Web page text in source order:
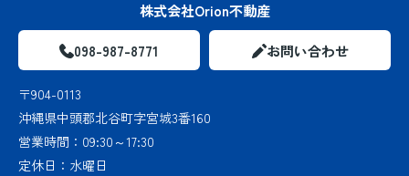
株式会社Orion不動産
098-987-8771 お問い合わせ
〒904-0113
沖縄県中頭郡北谷町字宮城3番160
営業時間： 09:30～17:30
定休日： 水曜日